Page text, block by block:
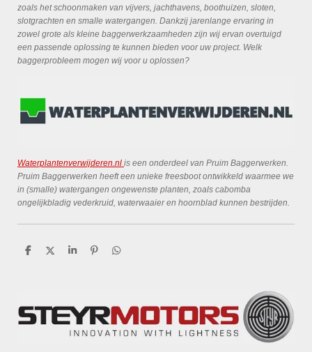
zoals het schoonmaken van vijvers, jachthavens, boothuizen, sloten,
slotgrachten en smalle watergangen. Dankzij jarenlange ervaring in
zowel grote als kleine baggerwerkzaamheden zijn wij ervan overtuigd
een passende oplossing te kunnen bieden voor uw project. Welk
baggerprobleem mogen wij voor u oplossen?
Waterplantenverwijderen.nl is een onderdeel van Pruim Baggerwerken.
Pruim Baggerwerken heeft een unieke freesboot ontwikkeld waarmee we
in (smalle) watergangen ongewenste planten, zoals cabomba
ongelijkbladig vederkruid, waterwaaier en hoornblad kunnen bestrijden.
D
D
S
P
D